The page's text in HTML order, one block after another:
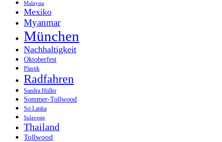
Malaysia
Mexiko
Myanmar
München
Nachhaltigkeit
Oktoberfest
Plastik
Radfahren
Sandra Hüller
Sommer-Tollwood
Sri Lanka
Sulavesie
Thailand
Tollwood